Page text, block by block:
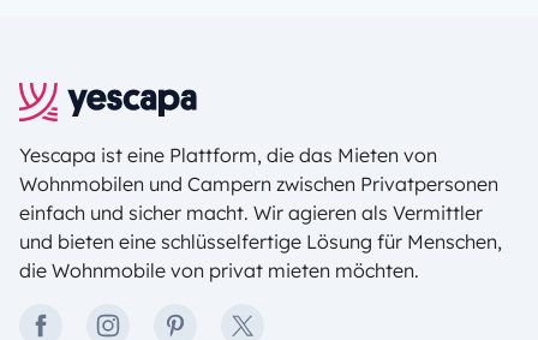
Yescapa ist eine Plattform, die das Mieten von
Wohnmobilen und Campern zwischen Privatpersonen
einfach und sicher macht. Wir agieren als Vermittler
und bieten eine schlüsselfertige Lösung für Menschen,
die Wohnmobile von privat mieten möchten.
facebookinstagrampinteresttwitter